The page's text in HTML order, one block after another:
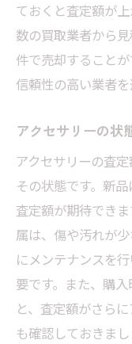
ておくと査定額が
数の買取業者から
件で売却すること
信頼性の高い業者を
アクセサリーの状
アクセサリーの査
その状態です。新
査定額が期待でき
属は、傷や汚れが
にメンテナンスを
要です。また、購
と、査定額がさら
も確認しておきまし